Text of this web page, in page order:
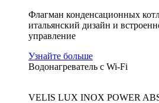
Флагман конденсационных
итальянский дизайн и
управление
Узнайте больше
Водонагреватель с Wi-Fi
VELIS LUX INOX POWER